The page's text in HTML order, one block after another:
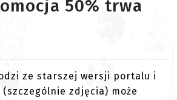
50% trwa
ze starszej wersji portalu i
zdjęcia) może